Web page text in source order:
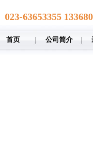
023-63653355
首页 公司简介